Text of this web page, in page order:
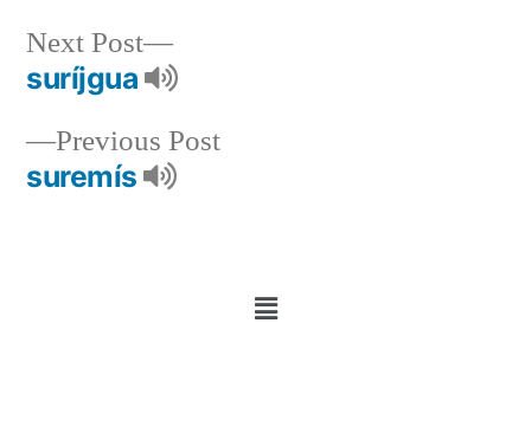
Previous Post
suremís
Next Post
suríjgua